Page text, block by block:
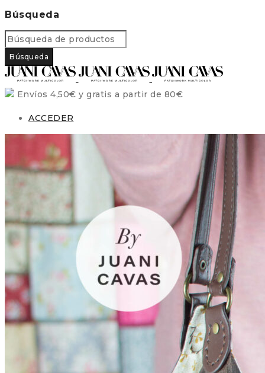
Búsqueda
Envíos 4,50€ y gratis a partir de 80€
ACCEDER